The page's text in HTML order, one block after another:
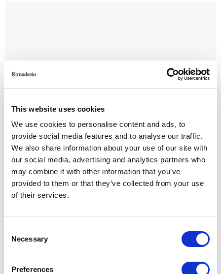
This website uses cookies
We use cookies to personalise content and ads, to
provide social media features and to analyse our traffic.
We also share information about your use of our site with
our social media, advertising and analytics partners who
may combine it with other information that you’ve
provided to them or that they’ve collected from your use
of their services.
Selection
Necessary
Preferences